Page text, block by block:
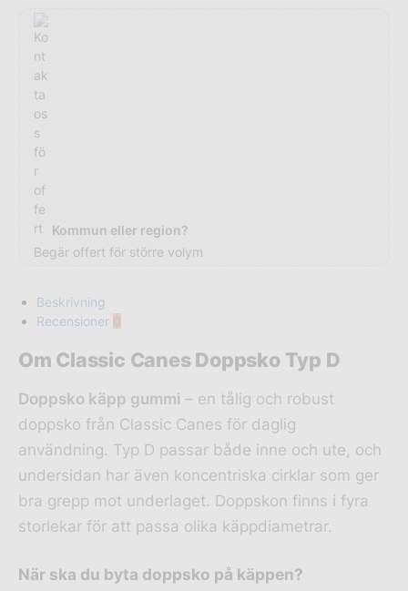
Kommun eller region?
Begär offert för större volym
Beskrivning
Recensioner 0
Om Classic Canes Doppsko Typ D
Doppsko käpp gummi – en tålig och robust
doppsko från Classic Canes för daglig
användning. Typ D passar både inne och ute, och
undersidan har även koncentriska cirklar som ger
bra grepp mot underlaget. Doppskon finns i fyra
storlekar för att passa olika käppdiametrar.
När ska du byta doppsko på käppen?